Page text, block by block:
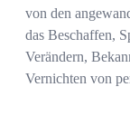
von den
das Beschaffen,
Verändern,
Vernichten von